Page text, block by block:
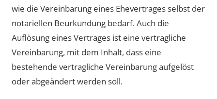
wie die Vereinbarung eines Ehevertrages selbst der
notariellen Beurkundung bedarf. Auch die
Auflösung eines Vertrages ist eine vertragliche
Vereinbarung, mit dem Inhalt, dass eine
bestehende vertragliche Vereinbarung aufgelöst
oder abgeändert werden soll.